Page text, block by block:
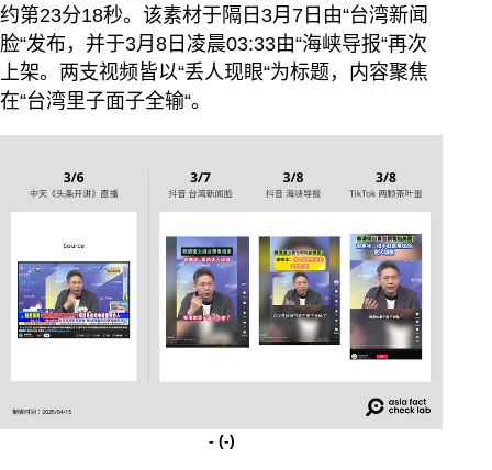
约第23分18秒。该素材于隔日3月7日由“台湾新闻
脸“发布，并于3月8日凌晨03:33由“海峡导报“再次
上架。两支视频皆以“丢人现眼“为标题，内容聚焦
在“台湾里子面子全输“。
- (-)